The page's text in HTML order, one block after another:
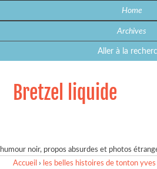
Home
Archives
Aller à la
Bretzel liquide
humour noir, propos absurdes et photos
Accueil › les belles histoires de tonton yves